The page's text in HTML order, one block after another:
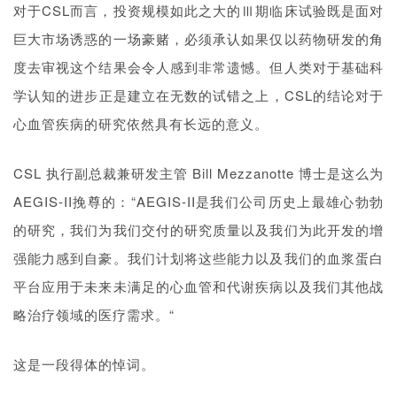
AEGIS-II挽尊的：“AEGIS-II是我们公司历史上最雄心勃勃
的研究，我们为我们交付的研究质量以及我们为此开发的增
强能力感到自豪。我们计划将这些能力以及我们的血浆蛋白
平台应用于未来未满足的心血管和代谢疾病以及我们其他战
略治疗领域的医疗需求。“
这是一段得体的悼词。
参考资料
Safety and Tolerability of CSL112, a Reconstituted, Infusible,
Infarction | Circulation (ahajournals.org)
CSL tumbles as key heart attack drug fails trial, why the
系呈U型|HDL-C|风险|脑卒中|研究|心血管|-健康界